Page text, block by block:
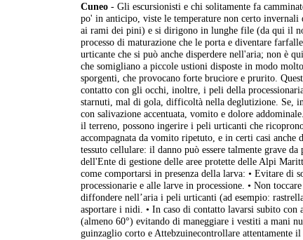
Cuneo - Gli escursionisti e chi solitamente fa
po' in anticipo, viste le temperature non certo
ai rami dei pini) e si dirigono in lunghe file (da qui il
processo di maturazione che le porta e diventare
urticante che si può anche disperdere nell'aria; non è
che somigliano a piccole ustioni disposte in modo
sporgenti, che provocano forte bruciore e prurito.
contatto con gli occhi, inoltre, i peli della
starnuti, mal di gola, difficoltà nella deglutizione. Se,
con salivazione accentuata, vomito e dolore
il terreno, possono ingerire i peli urticanti che
accompagnata da vomito ripetuto, e in certi casi
tessuto cellulare: il danno può essere talmente grave
dell'Ente di gestione delle aree protette delle Alpi
come comportarsi in presenza della larva: • Evitare di
processionarie e alle larve in processione. • Non
diffondere nell’aria i peli urticanti (ad esempio:
asportare i nidi. • In caso di contatto lavarsi subito con
(almeno 60°) evitando di maneggiare i vestiti a mani
guinzaglio corto e Attebzuinecontrollare attentamente